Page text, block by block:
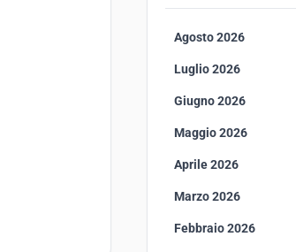
Agosto 2026
Luglio 2026
Giugno 2026
Maggio 2026
Aprile 2026
Marzo 2026
Febbraio 2026